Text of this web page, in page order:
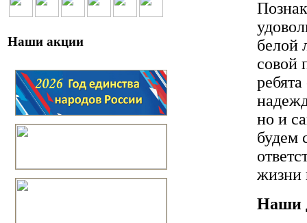
Наши акции
белой
совой
но и
будем
жизни
Наши